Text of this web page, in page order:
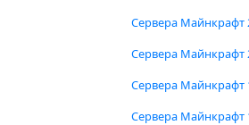
Сервера Майнкрафт
Сервера Майнкрафт
Сервера Майнкрафт
Сервера Майнкрафт